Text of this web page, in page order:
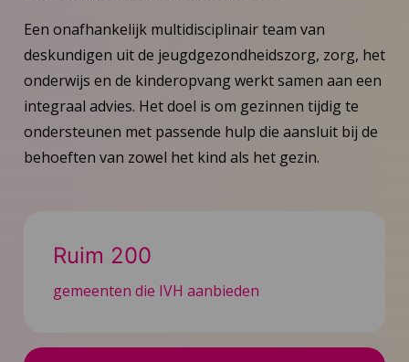
Een onafhankelijk multidisciplinair team van
deskundigen uit de jeugdgezondheidszorg, zorg, het
onderwijs en de kinderopvang werkt samen aan een
integraal advies. Het doel is om gezinnen tijdig te
ondersteunen met passende hulp die aansluit bij de
behoeften van zowel het kind als het gezin.
Ruim 200
gemeenten die IVH aanbieden